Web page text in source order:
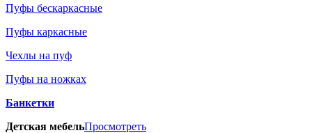
Пуфы бескаркасные
Пуфы каркасные
Чехлы на пуф
Пуфы на ножках
Банкетки
Детская мебельПросмотреть